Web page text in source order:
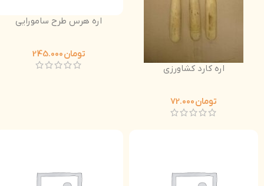
اره کارد کشاورزی
تومان
اره هرس طرح سامورایی
تومان